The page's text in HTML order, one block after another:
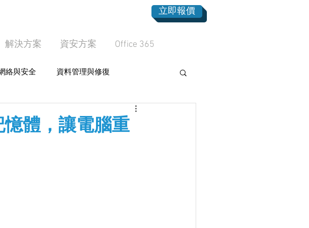
立即報價
解決方案 資安方案 Office 365
絡與安全 資料管理與修復
體，讓電腦重